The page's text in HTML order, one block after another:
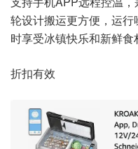
轮设计搬运更方便，运
时享受冰镇快乐和新鲜食
折扣有效